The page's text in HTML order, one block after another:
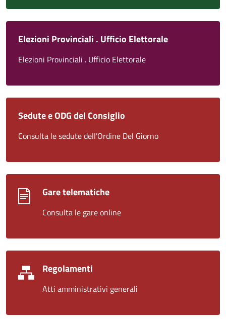
Elezioni Provinciali . Ufficio Elettorale
Elezioni Provinciali . Ufficio Elettorale
Sedute e ODG del Consiglio
Consulta le sedute dell'Ordine Del Giorno
Gare telematiche
Consulta le gare online
Regolamenti
Atti amministrativi generali